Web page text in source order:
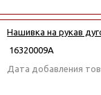
Нашивка на рукав
16320009А
Дата добавления